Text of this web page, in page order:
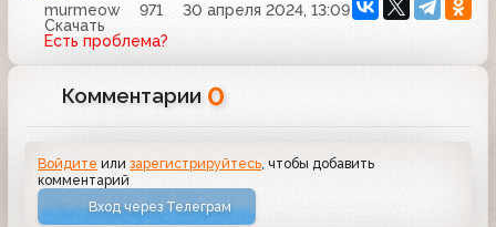
murmeow
971
30 апреля 2024, 13:09
Скачать
Есть проблема?
Комментарии 0
Войдите илизарегистрируйтесь, чтобы добавить
комментарий
Вход через Телеграм